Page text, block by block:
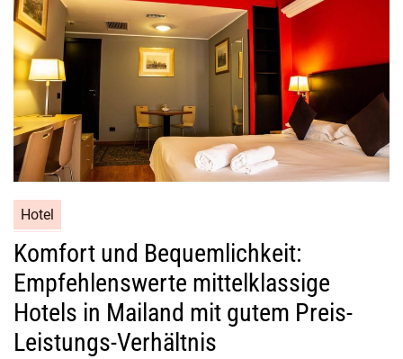
Hotel
Komfort und Bequemlichkeit:
Empfehlenswerte mittelklassige
Hotels in Mailand mit gutem Preis-
Leistungs-Verhältnis